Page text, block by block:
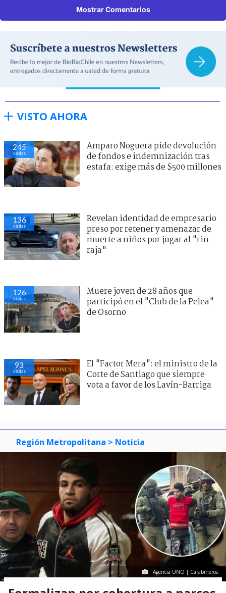
Mostrar Comentarios
VISTO AHORA
245
visitas
Amparo Noguera pide devolución
de fondos e indemnización tras
estafa: exige más de $500 millones
136
visitas
Revelan identidad de empresario
preso por retener y amenazar de
muerte a niños por jugar al "rin
raja"
126
visitas
Muere joven de 28 años que
participó en el "Club de la Pelea"
de Osorno
93
visitas
El "Factor Mera": el ministro de la
Corte de Santiago que siempre
vota a favor de los Lavín-Barriga
Región Metropolitana > Noticia
Agencia UNO | Carabineros